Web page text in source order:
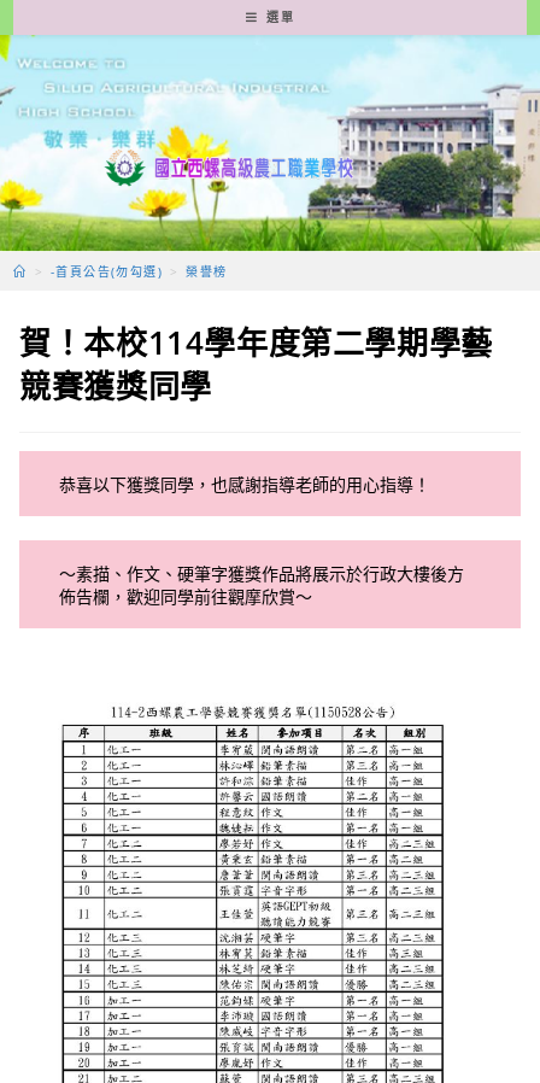
轉
至
要
容
選單
> -首頁公告(勿勾選) > 榮譽榜
賀！本校114學年度第二學期學藝
競賽獲獎同學
恭喜以下獲獎同學，也感謝指導老師的用心指導！
～素描、作文、硬筆字獲獎作品將展示於行政大樓後方
佈告欄，歡迎同學前往觀摩欣賞～